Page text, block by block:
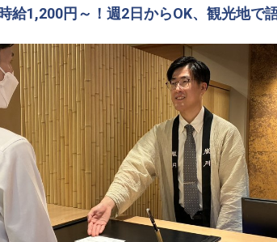
時給1,200円～！週2日からOK、観光地